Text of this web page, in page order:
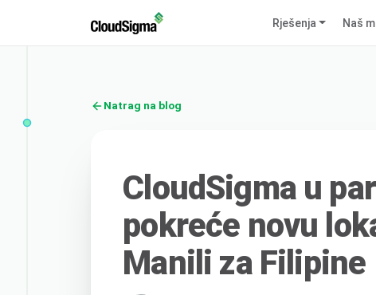
Rješenja Naš
Natrag na blog
CloudSigma u
pokreće novu
Manili za Filipine